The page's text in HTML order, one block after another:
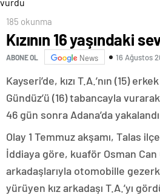
185 okunma
Kızının 16 yaşındaki
ABONE OL News 16 Ağustos
Kayseri’de, kızı T.A.’nın (15)
Gündüz’ü (16) tabancayla
46 gün sonra Adana’da yakalandı.
Olay 1 Temmuz akşamı, Talas
İddiaya göre, kuaför Osman Can
arkadaşlarıyla otomobille
yürüyen kız arkadaşı T.A.’yı